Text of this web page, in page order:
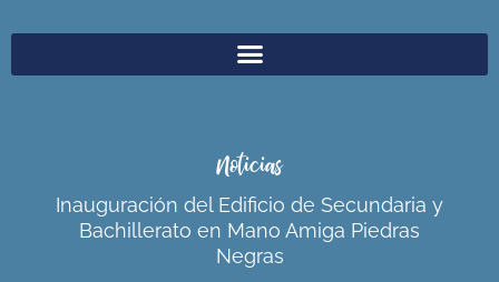
Noticias
Inauguración del Edificio de Secundaria y
Bachillerato en Mano Amiga Piedras
Negras